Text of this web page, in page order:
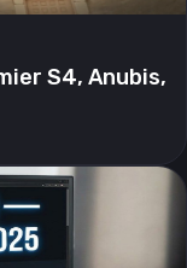
S4, Anubis,